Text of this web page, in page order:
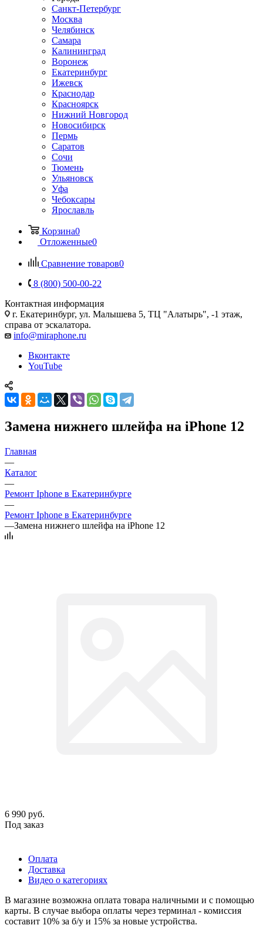
Санкт-Петербург
Москва
Челябинск
Самара
Калининград
Воронеж
Екатеринбург
Ижевск
Краснодар
Красноярск
Нижний Новгород
Новосибирск
Пермь
Саратов
Сочи
Тюмень
Ульяновск
Уфа
Чебоксары
Ярославль
Корзина0
Отложенные0
Сравнение товаров0
8 (800) 500-00-22
Контактная информация
г. Екатеринбург, ул. Малышева 5, ТЦ "Алатырь", -1 этаж,
справа от эскалатора.
info@miraphone.ru
Вконтакте
YouTube
Замена нижнего шлейфа на iPhone 12
Главная
—
Каталог
—
Ремонт Iphone в Екатеринбурге
—
Ремонт Iphone в Екатеринбурге
—Замена нижнего шлейфа на iPhone 12
6 990 руб.
Под заказ
Оплата
Доставка
Видео о категориях
В магазине возможна оплата товара наличными и с помощью
карты. В случае выбора оплаты через терминал - комиссия
составит 10% за б/у и 15% за новые устройства.